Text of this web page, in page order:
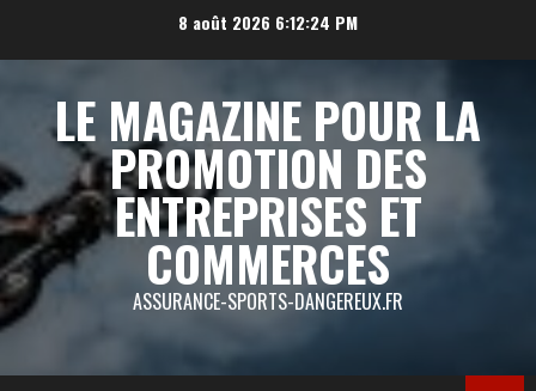
8 août 2026 6:12:25 PM
LE MAGAZINE POUR LA
PROMOTION DES
ENTREPRISES ET
COMMERCES
ASSURANCE-SPORTS-DANGEREUX.FR